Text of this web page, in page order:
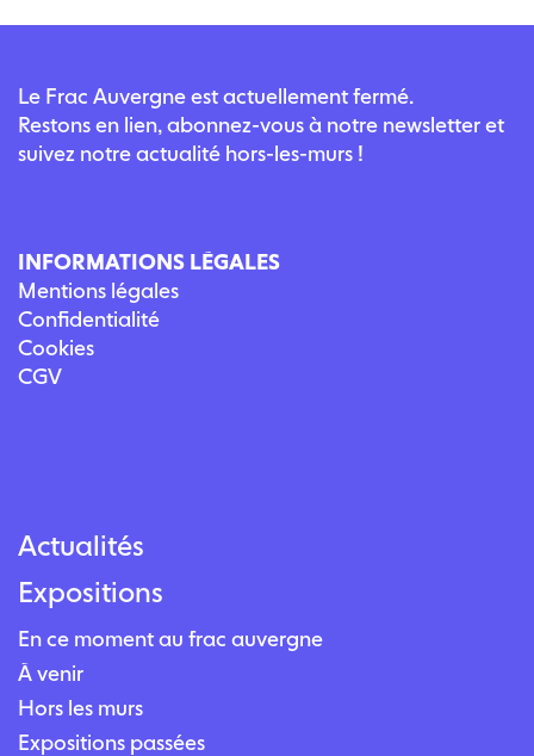
Le Frac Auvergne est actuellement fermé.
Restons en lien, abonnez-vous à notre newsletter et
suivez notre actualité hors-les-murs !
INFORMATIONS LÉGALES
Mentions légales
Confidentialité
Cookies
CGV
Actualités
Expositions
En ce moment au frac auvergne
À venir
Hors les murs
Expositions passées